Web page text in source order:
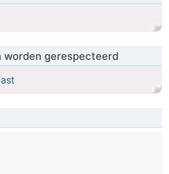
worden gerespecteerd